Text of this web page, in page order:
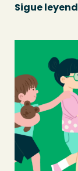
Sigue